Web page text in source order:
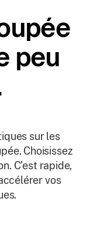
peu
sur les
Choisissez
C’est rapide,
vos